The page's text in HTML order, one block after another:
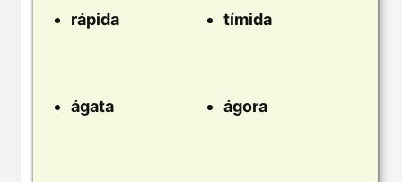
rápida tímida
ágata ágora